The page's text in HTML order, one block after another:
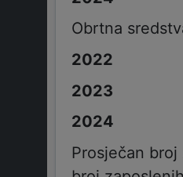
Obrtna
Prosječan